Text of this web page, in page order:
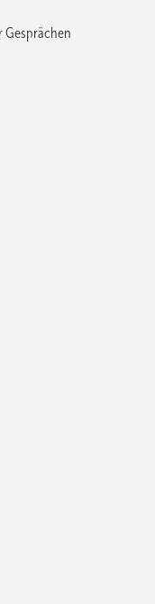
indizierten
Reviews und
Aussagen zu nicht
Leitlinien, eine
kommerziellen bzw.
Behandlung und eine
Psychiater sich die
dem Aspekt der
Behandlungen,
im
Gesprächen